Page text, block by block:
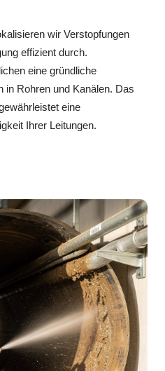
wir Verstopfungen
effizient durch.
eine gründliche
in Rohren und Kanälen. Das
eine
Ihrer Leitungen.